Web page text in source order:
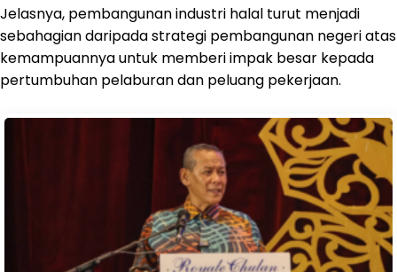
Jelasnya, pembangunan industri halal turut menjadi
sebahagian daripada strategi pembangunan negeri atas
kemampuannya untuk memberi impak besar kepada
pertumbuhan pelaburan dan peluang pekerjaan.